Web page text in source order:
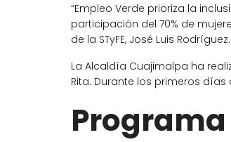
“Empleo Verde prioriza la
participación del 70% de
de la STyFE, José Luis Rodríguez.
La Alcaldía Cuajimalpa ha
Rita. Durante los primeros